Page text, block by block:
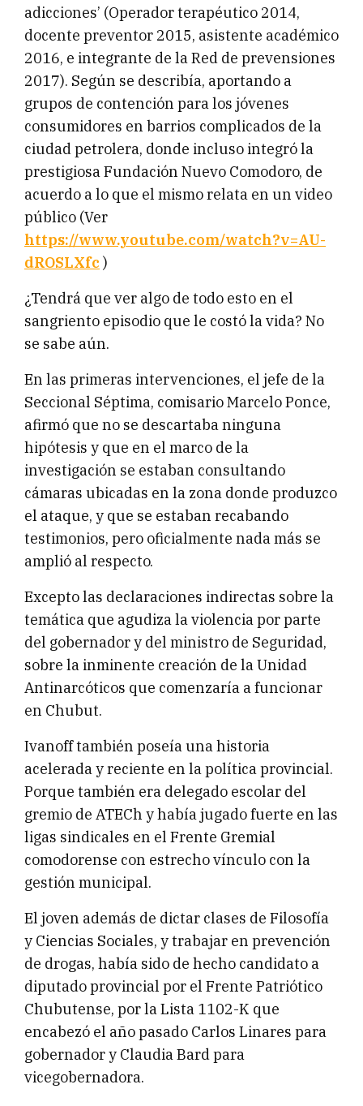
adicciones’ (Operador terapéutico 2014,
docente preventor 2015, asistente académico
2016, e integrante de la Red de prevensiones
2017). Según se describía, aportando a
grupos de contención para los jóvenes
consumidores en barrios complicados de la
ciudad petrolera, donde incluso integró la
prestigiosa Fundación Nuevo Comodoro, de
acuerdo a lo que el mismo relata en un video
público (Ver
https://www.youtube.com/watch?v=AU-
dROSLXfc )
¿Tendrá que ver algo de todo esto en el
sangriento episodio que le costó la vida? No
se sabe aún.
En las primeras intervenciones, el jefe de la
Seccional Séptima, comisario Marcelo Ponce,
afirmó que no se descartaba ninguna
hipótesis y que en el marco de la
investigación se estaban consultando
cámaras ubicadas en la zona donde produzco
el ataque, y que se estaban recabando
testimonios, pero oficialmente nada más se
amplió al respecto.
Excepto las declaraciones indirectas sobre la
temática que agudiza la violencia por parte
del gobernador y del ministro de Seguridad,
sobre la inminente creación de la Unidad
Antinarcóticos que comenzaría a funcionar
en Chubut.
Ivanoff también poseía una historia
acelerada y reciente en la política provincial.
Porque también era delegado escolar del
gremio de ATECh y había jugado fuerte en las
ligas sindicales en el Frente Gremial
comodorense con estrecho vínculo con la
gestión municipal.
El joven además de dictar clases de Filosofía
y Ciencias Sociales, y trabajar en prevención
de drogas, había sido de hecho candidato a
diputado provincial por el Frente Patriótico
Chubutense, por la Lista 1102-K que
encabezó el año pasado Carlos Linares para
gobernador y Claudia Bard para
vicegobernadora.